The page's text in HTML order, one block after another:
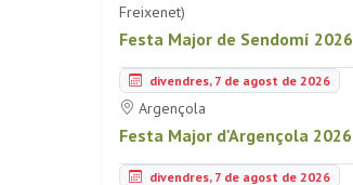
Freixenet)
Festa Major de Sendomí 2026
divendres, 7 de agost de 2026
Argençola
Festa Major d'Argençola 2026
divendres, 7 de agost de 2026